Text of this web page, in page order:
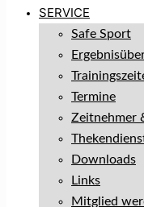
SERVICE
Safe Sport
Termine
Zeitnehmer
Downloads
Links
Mitglied